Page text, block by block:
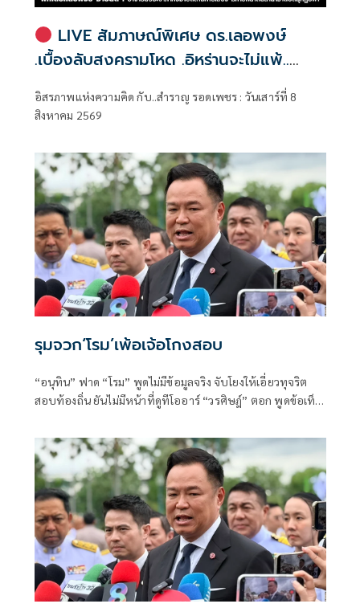
LIVE สัมภาษณ์พิเศษ ดร.เลอพงษ์
.เบื้องลับสงครามโหด .อิหร่านจะไม่แพ้..
อิสรภาพแห่งความคิด กับ..สำราญ รอด
อิสรภาพแห่งความคิด กับ..สำราญ รอดเพชร : วันเสาร์ที่ 8
สิงหาคม 2569
รุมจวก‘โรม’เพ้อเจ้อโกงสอบ
“อนุทิน” ฟาด “โรม” พูดไม่มีข้อมูลจริง จับโยงให้เอี่ยวทุจริต
สอบท้องถิ่น ยันไม่มีหน้าที่ดูทีโออาร์ “วรศิษฎ์” ตอก พูดข้อเท็จ